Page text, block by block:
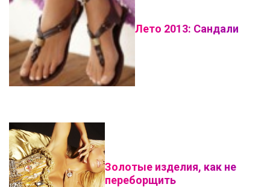
Лето 2013: Сандали
Золотые изделия, как не
переборщить